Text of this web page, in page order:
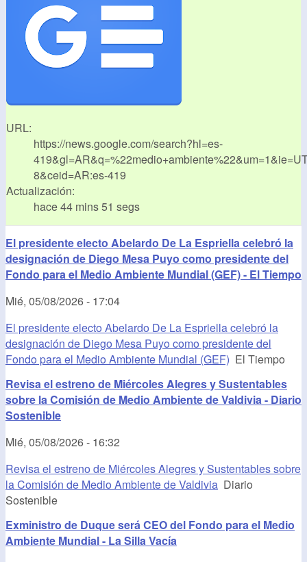
URL:
https://news.google.com/search?hl=es-
8&ceid=AR:es-419
Actualización:
hace 44 mins 51 segs
El presidente electo Abelardo De La Espriella celebró la
designación de Diego Mesa Puyo como presidente del
Fondo para el Medio Ambiente Mundial (GEF) - El Tiempo
Mié, 05/08/2026 - 17:04
El presidente electo Abelardo De La Espriella celebró la
designación de Diego Mesa Puyo como presidente del
Fondo para el Medio Ambiente Mundial (GEF) El Tiempo
Revisa el estreno de Miércoles Alegres y Sustentables
sobre la Comisión de Medio Ambiente de Valdivia - Diario
Sostenible
Mié, 05/08/2026 - 16:32
Revisa el estreno de Miércoles Alegres y Sustentables sobre
la Comisión de Medio Ambiente de Valdivia Diario
Sostenible
Exministro de Duque será CEO del Fondo para el Medio
Ambiente Mundial - La Silla Vacía